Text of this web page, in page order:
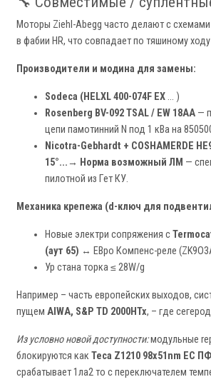
Моторы Ziehl-Abegg часто делают с
в фабии HR, что совпадает по тяшиному ходу
Производители и модина для замены:
Sodeca (HELXL 400-074F EX … )
Rosenberg BV-092 TSAL / EW 18АA —
цепи памотинний N под 1 кBa на
Nicotra-Gebhardt + COSHAMERDE
15°...→ Норма возможный ЛМ —
пилотной из Гет КУ.
Механика крепежа (d-ключ для
Новые электри сопряжения с
(аут 65) ↔ ЕВро Компенс-реле
Ур стана торка ≤ 28W/g
Например – часть европейских выходов,
пущем AIWA, S&P TD 2000HTx, – где
Из условно новой доступности:модульные
блокируются как Теса Z1210 98x51nm ЕС
срабатывает 1ла2 то с переключателем